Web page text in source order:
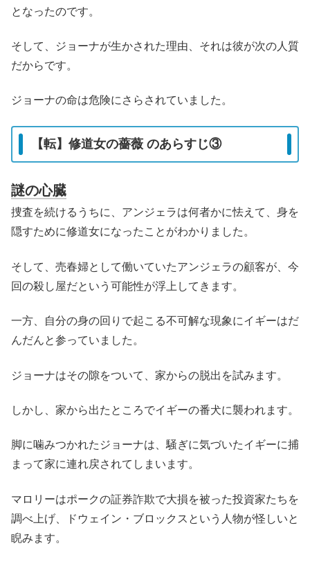
となったのです。
そして、ジョーナが生かされた理由、それは彼が次の人質
だからです。
ジョーナの命は危険にさらされていました。
【転】修道女の薔薇 のあらすじ③
謎の心臓
捜査を続けるうちに、アンジェラは何者かに怯えて、身を
隠すために修道女になったことがわかりました。
そして、売春婦として働いていたアンジェラの顧客が、今
回の殺し屋だという可能性が浮上してきます。
一方、自分の身の回りで起こる不可解な現象にイギーはだ
んだんと参っていました。
ジョーナはその隙をついて、家からの脱出を試みます。
しかし、家から出たところでイギーの番犬に襲われます。
脚に噛みつかれたジョーナは、騒ぎに気づいたイギーに捕
まって家に連れ戻されてしまいます。
マロリーはポークの証券詐欺で大損を被った投資家たちを
調べ上げ、ドウェイン・ブロックスという人物が怪しいと
睨みます。